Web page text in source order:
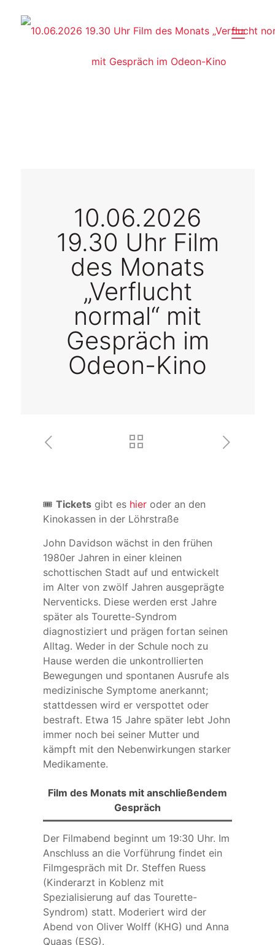
10.06.2026
19.30 Uhr Film
des Monats
„Verflucht
normal“ mit
Gespräch im
Odeon-Kino
🎟 Ticketsgibt es hieroder an den
Kinokassen in der Löhrstraße
John Davidson wächst in den frühen
1980er Jahren in einer kleinen
schottischen Stadt auf und entwickelt
im Alter von zwölf Jahren ausgeprägte
Nerventicks. Diese werden erst Jahre
später als Tourette-Syndrom
diagnostiziert und prägen fortan seinen
Alltag. Weder in der Schule noch zu
Hause werden die unkontrollierten
Bewegungen und spontanen Ausrufe als
medizinische Symptome anerkannt;
stattdessen wird er verspottet oder
bestraft. Etwa 15 Jahre später lebt John
immer noch bei seiner Mutter und
kämpft mit den Nebenwirkungen starker
Medikamente.
Film des Monats mit anschließendem
Gespräch
Der Filmabend beginnt um 19:30 Uhr. Im
Anschluss an die Vorführung findet ein
Filmgespräch mit Dr. Steffen Ruess
(Kinderarzt in Koblenz mit
Spezialisierung auf das Tourette-
Syndrom) statt. Moderiert wird der
Abend von Oliver Wolff (KHG) und Anna
Quaas (ESG).